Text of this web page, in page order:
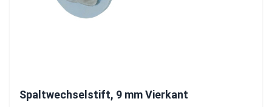
Spaltwechselstift, 9 mm Vierkant